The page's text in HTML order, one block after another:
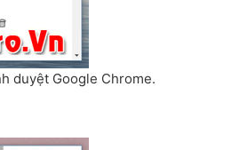
duyệt Google Chrome.